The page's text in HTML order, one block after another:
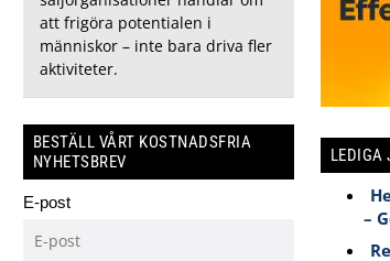
att frigöra potentialen i
människor – inte bara driva fler
aktiviteter.
BESTÄLL VÅRT KOSTNADSFRIA
NYHETSBREV
E-post
LEDIGA
–